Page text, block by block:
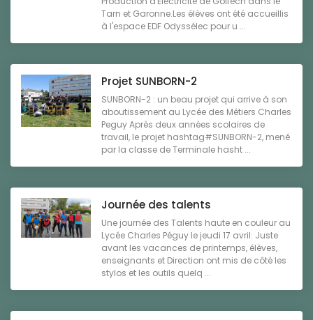
Tarn et Garonne.Les élèves ont été accueillis
à l'espace EDF Odyssélec pour u ...
Projet SUNBORN-2
SUNBORN-2 : un beau projet qui arrive à son
aboutissement au Lycée des Métiers Charles
Peguy Après deux années scolaires de
travail, le projet hashtag#SUNBORN-2, mené
par la classe de Terminale hasht ...
Journée des talents
Une journée des Talents haute en couleur au
Lycée Charles Péguy le jeudi 17 avril: Juste
avant les vacances de printemps, élèves,
enseignants et Direction ont mis de côté les
stylos et les outils quelq ...